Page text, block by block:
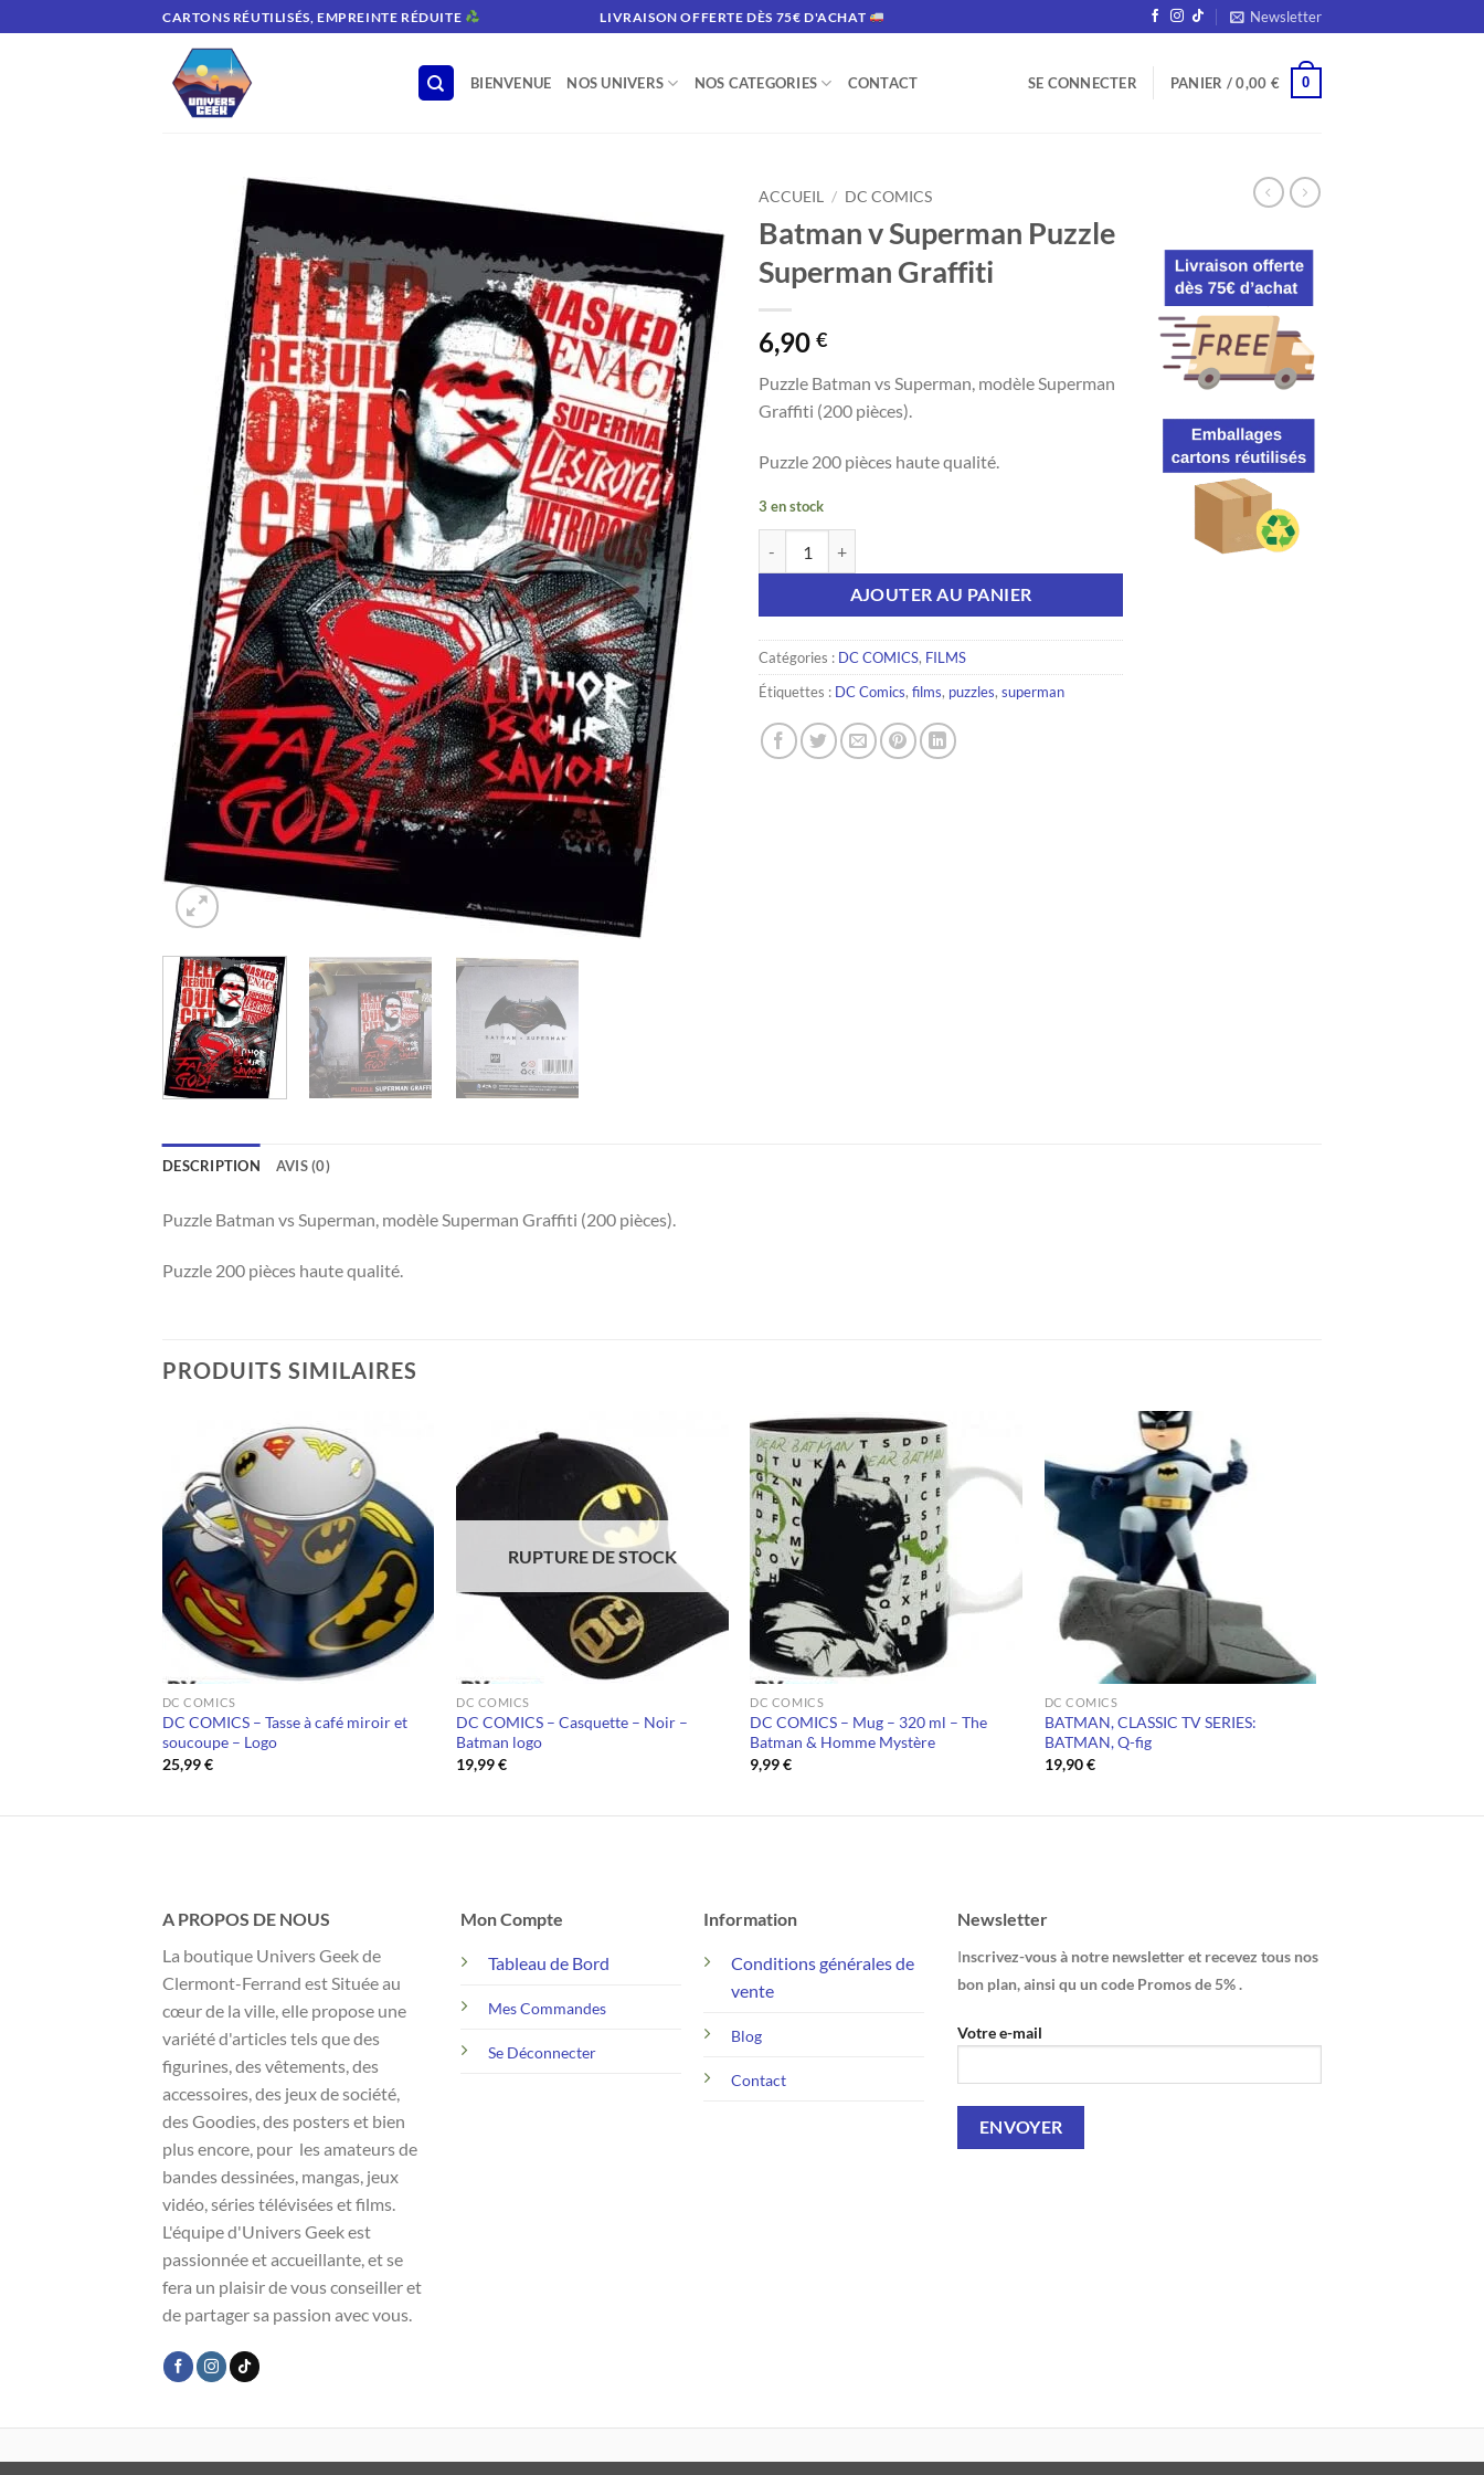
au
CARTONS RÉUTILISÉS, EMPREINTE RÉDUITE LIVRAISON OFFERTE DÈS 75€ D'ACHAT Newsletter
BIENVENUE NOS UNIVERS NOS CATEGORIES CONTACT SE CONNECTER PANIER /0,00 € 0
ACCUEIL / DC COMICS
Batman v Superman Puzzle
Superman Graffiti
6,90 €
Puzzle Batman vs Superman, modèle Superman
Graffiti (200 pièces).
Puzzle 200 pièces haute qualité.
3 en stock
AJOUTER AU PANIER
Catégories : DC COMICS, FILMS
Étiquettes : DC Comics, films, puzzles, superman
DESCRIPTION AVIS (0)
Puzzle Batman vs Superman, modèle Superman Graffiti (200 pièces).
Puzzle 200 pièces haute qualité.
PRODUITS SIMILAIRES
DC COMICS
DC COMICS – Tasse à café miroir et
soucoupe – Logo
25,99€
RUPTURE DE STOCK
DC COMICS
DC COMICS – Casquette – Noir –
Batman logo
19,99€
DC COMICS
DC COMICS – Mug – 320 ml – The
Batman & Homme Mystère
9,99€
DC COMICS
BATMAN, CLASSIC TV SERIES:
BATMAN, Q-fig
19,90€
A PROPOS DE NOUS
La boutique Univers Geek de
Clermont-Ferrand est Située au
cœur de la ville, elle propose une
variété d'articles tels que des
figurines, des vêtements, des
accessoires, des jeux de société,
des Goodies, des posters et bien
plus encore, pour les amateurs de
bandes dessinées, mangas, jeux
vidéo, séries télévisées et films.
L'équipe d'Univers Geek est
passionnée et accueillante, et se
fera un plaisir de vous conseiller et
de partager sa passion avec vous.
Mon Compte
Tableau de Bord
Mes Commandes
Se Déconnecter
Information
Conditions générales de
vente
Blog
Contact
Newsletter
Inscrivez-vous à notre newsletter et recevez tous nos
bon plan, ainsi qu un code Promos de 5% .
Votre e-mail